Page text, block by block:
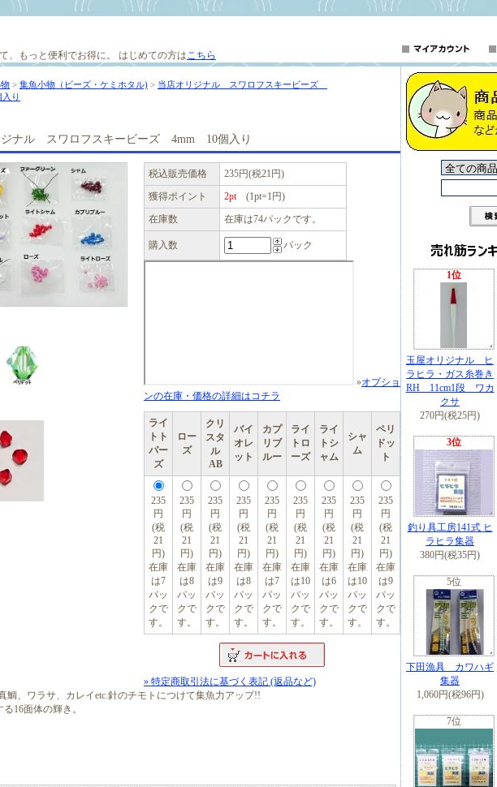
、もっと便利でお得に。 はじめての方はこちら
> 集魚小物（ビーズ・ケミホタル) > 当店オリジナル スワロフスキービーズ
り
ジナル スワロフスキービーズ 4mm 10個入り
税込販売価格
235円(税21円)
獲得ポイント
2pt(1pt=1円)
在庫数
在庫は74パックです。
購入数 パック
»オプショ
ンの在庫・価格の詳細はコチラ
ライ
トト
パー
ズ
ロー
ズ
クリ
スタ
ル
AB
バイ
オレ
ット
カプ
リブ
ルー
ライ
トロ
ーズ
ライ
トシ
ャム
シャ
ム
ペリ
ドッ
ト
235
円
(税
21
円)
在庫
は7
パッ
クで
す。
235
円
(税
21
円)
在庫
は8
パッ
クで
す。
235
円
(税
21
円)
在庫
は9
パッ
クで
す。
235
円
(税
21
円)
在庫
は8
パッ
クで
す。
235
円
(税
21
円)
在庫
は7
パッ
クで
す。
235
円
(税
21
円)
在庫
は10
パッ
クで
す。
235
円
(税
21
円)
在庫
は6
パッ
クで
す。
235
円
(税
21
円)
在庫
は10
パッ
クで
す。
235
円
(税
21
円)
在庫
は9
パッ
クで
す。
» 特定商取引法に基づく表記 (返品など)
鯛、ワラサ、カレイetc.針のチモトにつけて集魚力アップ!!
16面体の輝き。
1位
玉屋オリジナル ヒ
ラヒラ・ガス糸巻き
RH 11cm1段 ワカ
クサ
270円(税25円)
3位
釣り具工房141式 ヒ
ラヒラ集器
380円(税35円)
5位
下田漁具 カワハギ
集器
1,060円(税96円)
7位